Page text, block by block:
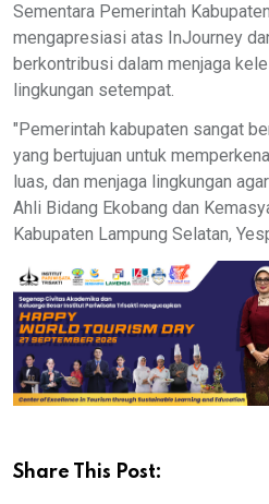
Sementara Pemerintah
mengapresiasi atas InJourney
berkontribusi dalam menjaga
lingkungan setempat.
"Pemerintah kabupaten sangat
yang bertujuan untuk
luas, dan menjaga lingkungan
Ahli Bidang Ekobang dan
Kabupaten Lampung Selatan,
Share This Post: